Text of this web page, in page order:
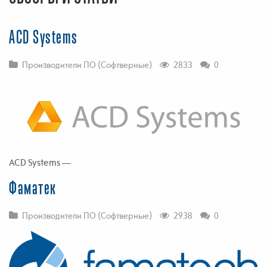
ACD Systems
Производители ПО (Софтверные) 2833 0
ACD Systems —
Фаматек
Производители ПО (Софтверные) 2938 0